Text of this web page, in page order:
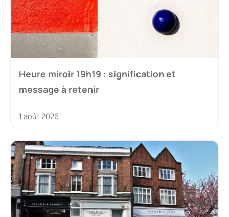
Heure miroir 19h19 : signification et
message à retenir
1 août 2026